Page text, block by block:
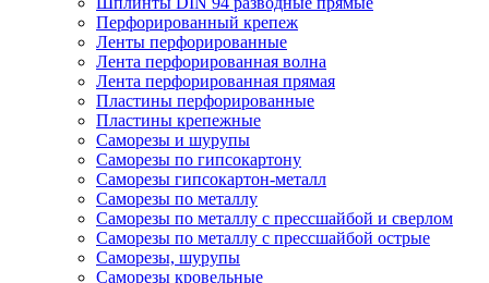
Перфорированный крепеж
Ленты перфорированные
Лента перфорированная волна
Лента перфорированная прямая
Пластины перфорированные
Пластины крепежные
Саморезы и шурупы
Саморезы по гипсокартону
Саморезы гипсокартон-металл
Саморезы по металлу
Саморезы по металлу с прессшайбой и сверлом
Саморезы по металлу с прессшайбой острые
Саморезы, шурупы
Саморезы кровельные